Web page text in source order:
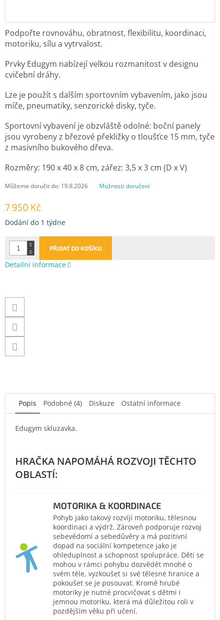
7 950 Kč
Měrná
Dodání do 1 týdne
Můžeme doručit do: 19.8.2026 Možnosti doručení
PŘIDAT DO KOŠÍKU
Podpořte rovnováhu, obratnost, flexibilitu, koordinaci,
motoriku, sílu a vytrvalost.
Prvky Edugym nabízejí velkou rozmanitost v designu
cvičební dráhy.
Lze je použít s dalším sportovním vybavením, jako jsou
míče, pneumatiky, senzorické disky, tyče.
Sportovní vybavení je obzvláště odolné: boční panely
jsou vyrobeny z březové překližky o tloušťce 15 mm, tyče
z masivního bukového dřeva.
Rozměry: 190 x 40 x 8 cm, zářez: 3,5 x 3 cm (D x V)
Detailní informace
Popis Podobné (4) Diskuze Ostatní informace
Edugym skluzavka.
MOTORIKA & KOORDINACE
Pohyb jako takový rozvíjí motoriku, tělesnou
koordinaci a výdrž. Zároveň podporuje rozvoj
sebevědomí a sebedůvěry a má pozitivní
dopad na sociální kompetence jako je
ohleduplnost a schopnost spolupráce. Děti se
mohou v rámci pohybu dozvědět mnohé o
svém těle, vyzkoušet si své tělesné hranice a
pokoušet se je posouvat. Kromě hrubé
motoriky je nutné procvičovat s dětmi i
jemnou motoriku, která má důležitou roli v
pozdějším věku při učení.